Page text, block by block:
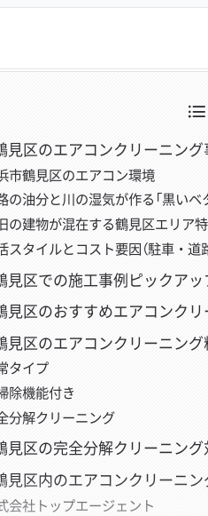
見区のエアコンクリーニン
市鶴見区のエアコン環境
の油分と川の湿気が作る「黒いベ
の建物が混在する鶴見区エリア
スタイルとコスト要因（駐車・道
見区での施工事例ピックアッ
見区のおすすめエアコンク
見区のエアコンクリーニン
タイプ
除機能付き
分解クリーニング
見区の完全分解クリーニン
見区内のエアコンクリーニン
会社トップエージェント